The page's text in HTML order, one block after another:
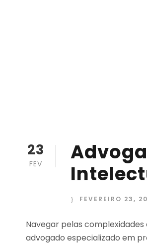
23
FEV
FEVEREIRO 23,
Navegar pelas
advogado especializado em